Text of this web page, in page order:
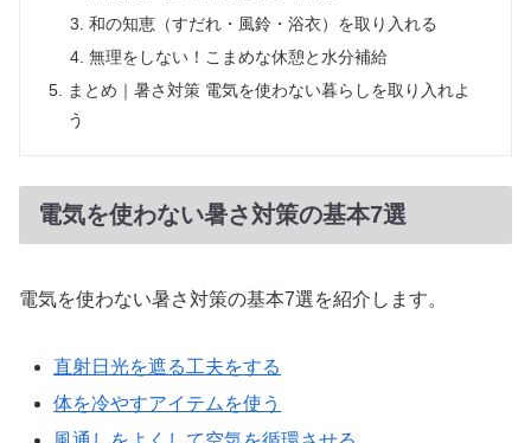
和の知恵（すだれ・風鈴・浴衣）を取り入れる
無理をしない！こまめな休憩と水分補給
まとめ｜暑さ対策 電気を使わない暮らしを取り入れよ
う
電気を使わない暑さ対策の基本7選
電気を使わない暑さ対策の基本7選を紹介します。
直射日光を遮る工夫をする
体を冷やすアイテムを使う